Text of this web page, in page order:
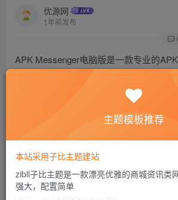
优源网
1年前发布
APK Messenger电脑版是一款专业的
持一键提取包名、版本号、权限列表及
主流加固方案（如360加固、腾讯乐固等
化批量处理效率，适配Win7-Win11系统
主题模板推荐
本站采用子比主题建站
zibll子比主题是一款漂亮优雅的商城资讯类
强大，配置简单